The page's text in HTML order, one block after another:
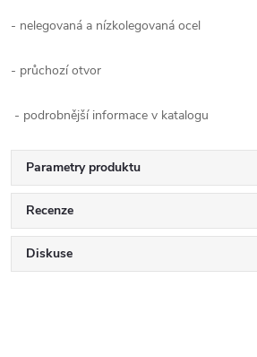
- nelegovaná a nízkolegovaná ocel
- průchozí otvor
- podrobnější informace v katalogu
Parametry produktu
Recenze
Diskuse